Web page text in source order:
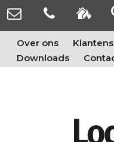
Over ons
Downloads